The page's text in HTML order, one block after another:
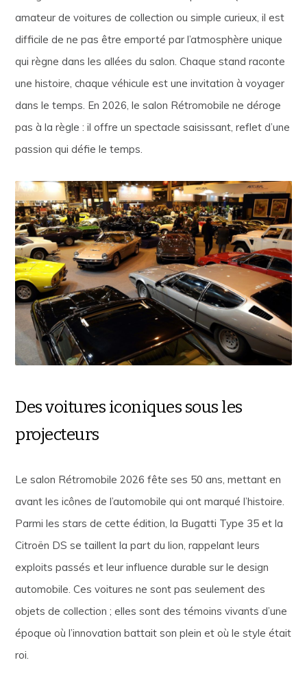
amateur de voitures de collection ou simple curieux, il est
difficile de ne pas être emporté par l’atmosphère unique
qui règne dans les allées du salon. Chaque stand raconte
une histoire, chaque véhicule est une invitation à voyager
dans le temps. En 2026, le salon Rétromobile ne déroge
pas à la règle : il offre un spectacle saisissant, reflet d’une
passion qui défie le temps.
Des voitures iconiques sous les
projecteurs
Le salon Rétromobile 2026 fête ses 50 ans, mettant en
avant les icônes de l’automobile qui ont marqué l’histoire.
Parmi les stars de cette édition, la Bugatti Type 35 et la
Citroën DS se taillent la part du lion, rappelant leurs
exploits passés et leur influence durable sur le design
automobile. Ces voitures ne sont pas seulement des
objets de collection ; elles sont des témoins vivants d’une
époque où l’innovation battait son plein et où le style était
roi.